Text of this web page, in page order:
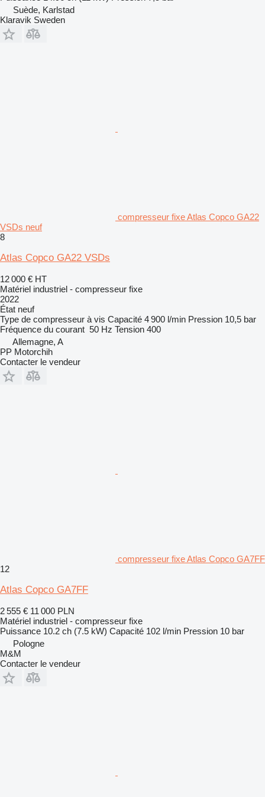
Suède, Karlstad
Klaravik Sweden
compresseur fixe Atlas Copco GA22
VSDs neuf
8
Atlas Copco GA22 VSDs
12 000 € HT
Matériel industriel - compresseur fixe
2022
État neuf
Type de compresseur à vis Capacité 4 900 l/min Pression 10,5 bar
Fréquence du courant 50 Hz Tension 400
Allemagne, A
PP Motorchih
Contacter le vendeur
compresseur fixe Atlas Copco GA7FF
12
Atlas Copco GA7FF
2 555 € 11 000 PLN
Matériel industriel - compresseur fixe
Puissance 10.2 ch (7.5 kW) Capacité 102 l/min Pression 10 bar
Pologne
M&M
Contacter le vendeur